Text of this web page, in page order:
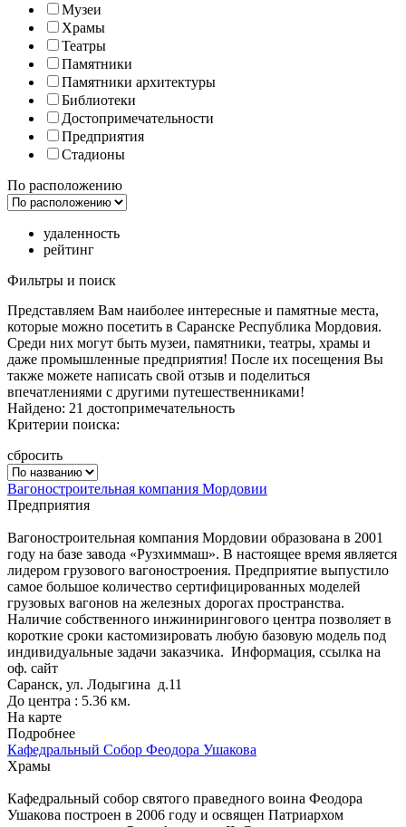
Музеи
Храмы
Театры
Памятники
Памятники архитектуры
Библиотеки
Достопримечательности
Предприятия
Стадионы
По расположению
удаленность
рейтинг
Фильтры и поиск
Представляем Вам наиболее интересные и памятные места,
которые можно посетить в Саранске Республика Мордовия.
Среди них могут быть музеи, памятники, театры, храмы и
даже промышленные предприятия! После их посещения Вы
также можете написать свой отзыв и поделиться
впечатлениями с другими путешественниками!
Найдено: 21 достопримечательность
Критерии поиска:
сбросить
Вагоностроительная компания Мордовии
Предприятия
Вагоностроительная компания Мордовии образована в 2001
году на базе завода «Рузхиммаш». В настоящее время является
лидером грузового вагоностроения. Предприятие выпустило
самое большое количество сертифицированных моделей
грузовых вагонов на железных дорогах пространства.
Наличие собственного инжинирингового центра позволяет в
короткие сроки кастомизировать любую базовую модель под
индивидуальные задачи заказчика. Информация, ссылка на
оф. сайт
Саранск, ул. Лодыгина д.11
До центра : 5.36 км.
На карте
Подробнее
Кафедральный Собор Феодора Ушакова
Храмы
Кафедральный собор святого праведного воина Феодора
Ушакова построен в 2006 году и освящен Патриархом